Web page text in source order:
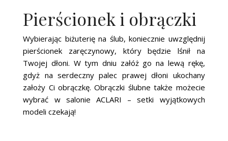
Pierścionek i obrączki
Wybierając biżuterię na ślub, koniecznie uwzględnij
pierścionek zaręczynowy, który będzie lśnił na
Twojej dłoni. W tym dniu załóż go na lewą rękę,
gdyż na serdeczny palec prawej dłoni ukochany
założy Ci obrączkę. Obrączki ślubne także możecie
wybrać w salonie ACLARI – setki wyjątkowych
modeli czekają!